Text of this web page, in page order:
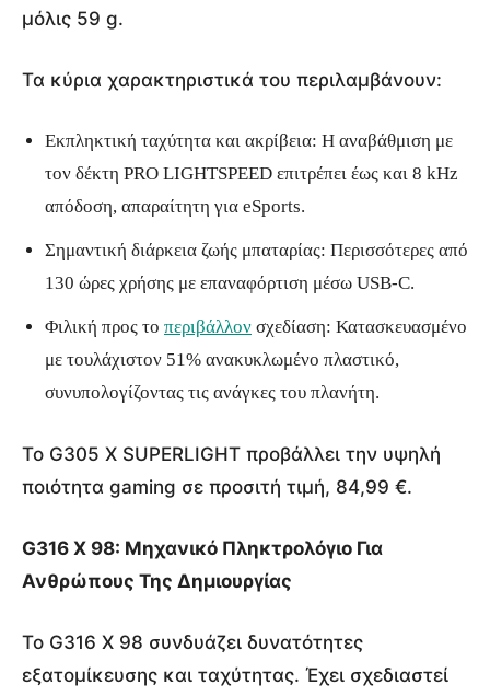
μόλις 59 g.
Τα κύρια χαρακτηριστικά του περιλαμβάνουν:
Εκπληκτική ταχύτητα και ακρίβεια: Η αναβάθμιση με
τον δέκτη PRO LIGHTSPEED επιτρέπει έως και 8 kHz
απόδοση, απαραίτητη για eSports.
Σημαντική διάρκεια ζωής μπαταρίας: Περισσότερες από
130 ώρες χρήσης με επαναφόρτιση μέσω USB-C.
Φιλική προς το περιβάλλον σχεδίαση: Κατασκευασμένο
με τουλάχιστον 51% ανακυκλωμένο πλαστικό,
συνυπολογίζοντας τις ανάγκες του πλανήτη.
Το G305 X SUPERLIGHT προβάλλει την υψηλή
ποιότητα gaming σε προσιτή τιμή, 84,99 €.
G316 X 98: Μηχανικό Πληκτρολόγιο Για
Ανθρώπους Της Δημιουργίας
Το G316 X 98 συνδυάζει δυνατότητες
εξατομίκευσης και ταχύτητας. Έχει σχεδιαστεί